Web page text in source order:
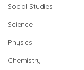
Social Studies
Science
Physics
Chemistry